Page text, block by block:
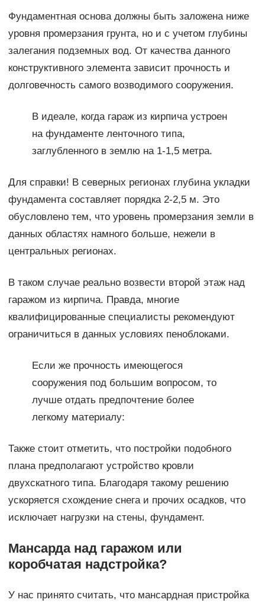
Фундаментная основа должны быть заложена ниже
уровня промерзания грунта, но и с учетом глубины
залегания подземных вод. От качества данного
конструктивного элемента зависит прочность и
долговечность самого возводимого сооружения.
В идеале, когда гараж из кирпича устроен
на фундаменте ленточного типа,
заглубленного в землю на 1-1,5 метра.
Для справки! В северных регионах глубина укладки
фундамента составляет порядка 2-2,5 м. Это
обусловлено тем, что уровень промерзания земли в
данных областях намного больше, нежели в
центральных регионах.
В таком случае реально возвести второй этаж над
гаражом из кирпича. Правда, многие
квалифицированные специалисты рекомендуют
ограничиться в данных условиях пеноблоками.
Если же прочность имеющегося
сооружения под большим вопросом, то
лучше отдать предпочтение более
легкому материалу:
Также стоит отметить, что постройки подобного
плана предполагают устройство кровли
двухскатного типа. Благодаря такому решению
ускоряется схождение снега и прочих осадков, что
исключает нагрузки на стены, фундамент.
Мансарда над гаражом или
коробчатая надстройка?
У нас принято считать, что мансардная пристройка